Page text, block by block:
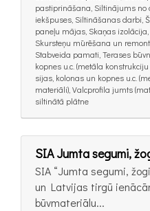
pastiprināšana, Siltinājums no
iekšpuses, Siltināšanas darbi,
paneļu mājas, Skaņas
Skursteņu mūrēšana un
Stabveida pamati, Terases
kopnes u.c. (metāla
sijas, kolonas un kopnes u.c.
materiāli), Valcprofila jumts
siltinātā plātne
SIA Jumta segumi,
SIA “Jumta segumi,
un Latvijas tirgū
būvmateriālu...